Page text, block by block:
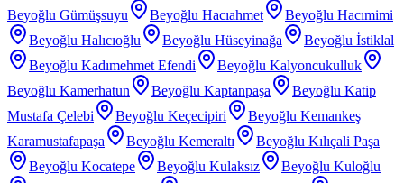
Beyoğlu Gümüşsuyu
Beyoğlu Hacıahmet
Beyoğlu Hacımimi
Beyoğlu Halıcıoğlu
Beyoğlu Hüseyinağa
Beyoğlu İstiklal
Beyoğlu Kadımehmet Efendi
Beyoğlu Kalyoncukulluk
Beyoğlu Kamerhatun
Beyoğlu Kaptanpaşa
Beyoğlu Katip
Mustafa Çelebi
Beyoğlu Keçecipiri
Beyoğlu Kemankeş
Karamustafapaşa
Beyoğlu Kemeraltı
Beyoğlu Kılıçali Paşa
Beyoğlu Kocatepe
Beyoğlu Kulaksız
Beyoğlu Kuloğlu